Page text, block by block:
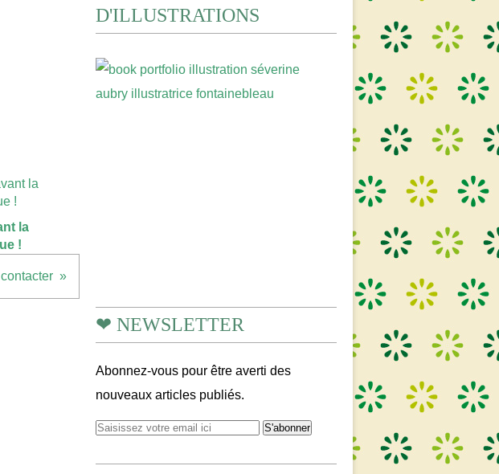
la
!
D'ILLUSTRATIONS
❤ NEWSLETTER
Abonnez-vous pour être averti des
nouveaux articles publiés.